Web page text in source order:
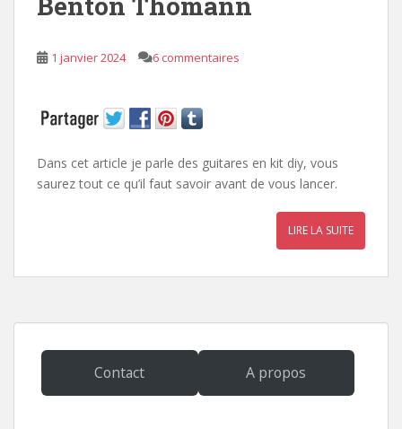
1 janvier 2024 6 commentaires
Dans cet article je parle des guitares en kit diy, vous
saurez tout ce qu’il faut savoir avant de vous lancer.
LIRE LA SUITE
Contact A propos